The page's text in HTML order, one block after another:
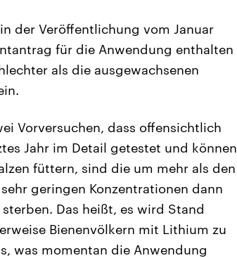
der Veröffentlichung vom Januar
für die Anwendung enthalten
als die ausgewachsenen
Vorversuchen, dass offensichtlich
Jahr im Detail getestet und können
füttern, sind die um mehr als den
geringen Konzentrationen dann
Das heißt, es wird Stand
Bienenvölkern mit Lithium zu
was momentan die Anwendung